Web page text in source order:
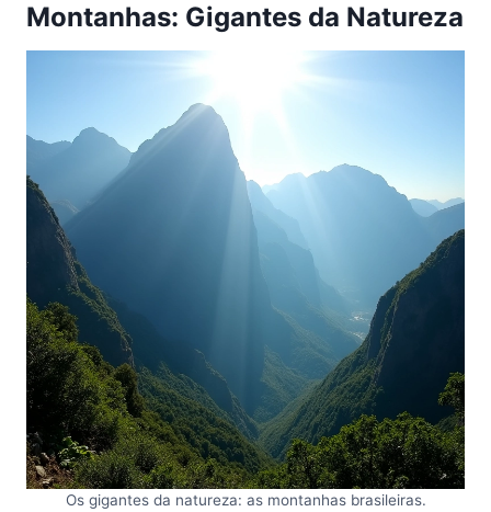
Montanhas: Gigantes da Natureza
Os gigantes da natureza: as montanhas brasileiras.